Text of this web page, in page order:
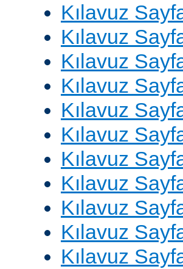
Kılavuz
Kılavuz
Kılavuz
Kılavuz
Kılavuz
Kılavuz
Kılavuz
Kılavuz
Kılavuz
Kılavuz
Kılavuz